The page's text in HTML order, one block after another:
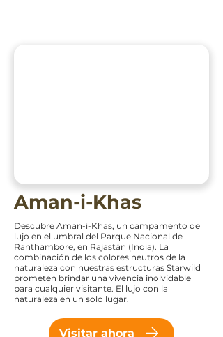
Aman-i-Khas
Descubre Aman-i-Khas, un campamento de
lujo en el umbral del Parque Nacional de
Ranthambore, en Rajastán (India). La
combinación de los colores neutros de la
naturaleza con nuestras estructuras Starwild
prometen brindar una vivencia inolvidable
para cualquier visitante. El lujo con la
naturaleza en un solo lugar.
Visitar ahora